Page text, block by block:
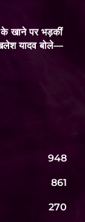
के खाने पर भड़कीं
यादव बोले—
948
861
270